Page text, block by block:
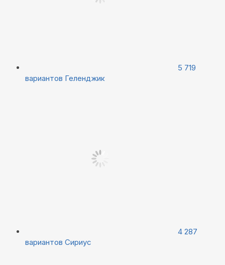
5 719
вариантов Геленджик
4 287
вариантов Сириус